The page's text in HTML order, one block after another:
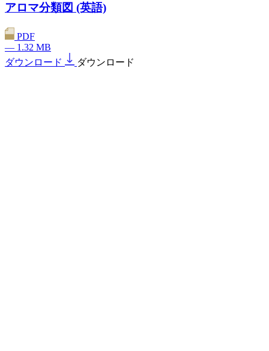
アロマ分類図 (英語)
PDF
— 1.32 MB
ダウンロード
ダウンロード